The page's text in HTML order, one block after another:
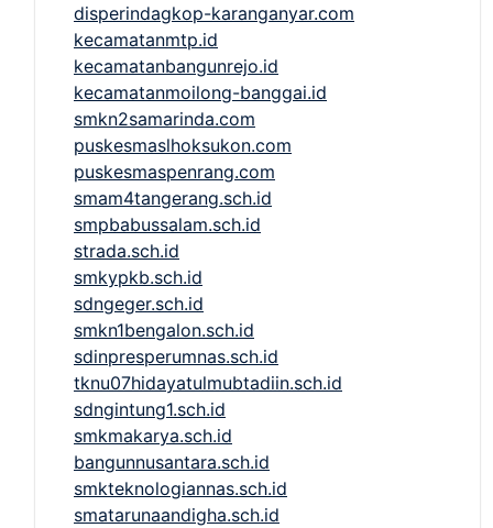
disperindagkop-karanganyar.com
kecamatanmtp.id
kecamatanbangunrejo.id
kecamatanmoilong-banggai.id
smkn2samarinda.com
puskesmaslhoksukon.com
puskesmaspenrang.com
smam4tangerang.sch.id
smpbabussalam.sch.id
strada.sch.id
smkypkb.sch.id
sdngeger.sch.id
smkn1bengalon.sch.id
sdinpresperumnas.sch.id
tknu07hidayatulmubtadiin.sch.id
sdngintung1.sch.id
smkmakarya.sch.id
bangunnusantara.sch.id
smkteknologiannas.sch.id
smatarunaandigha.sch.id